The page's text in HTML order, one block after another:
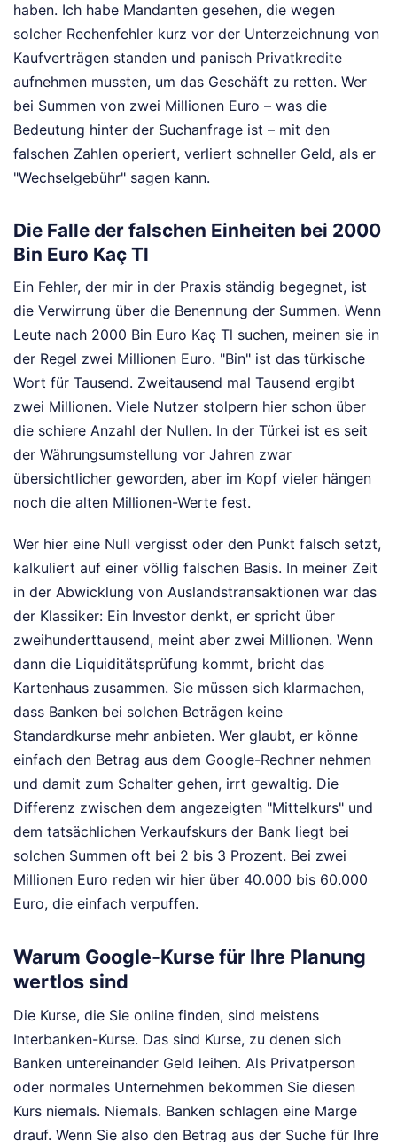
haben. Ich habe Mandanten gesehen, die wegen
solcher Rechenfehler kurz vor der Unterzeichnung von
Kaufverträgen standen und panisch Privatkredite
aufnehmen mussten, um das Geschäft zu retten. Wer
bei Summen von zwei Millionen Euro – was die
Bedeutung hinter der Suchanfrage ist – mit den
falschen Zahlen operiert, verliert schneller Geld, als er
"Wechselgebühr" sagen kann.
Die Falle der falschen Einheiten bei 2000
Bin Euro Kaç Tl
Ein Fehler, der mir in der Praxis ständig begegnet, ist
die Verwirrung über die Benennung der Summen. Wenn
Leute nach 2000 Bin Euro Kaç Tl suchen, meinen sie in
der Regel zwei Millionen Euro. "Bin" ist das türkische
Wort für Tausend. Zweitausend mal Tausend ergibt
zwei Millionen. Viele Nutzer stolpern hier schon über
die schiere Anzahl der Nullen. In der Türkei ist es seit
der Währungsumstellung vor Jahren zwar
übersichtlicher geworden, aber im Kopf vieler hängen
noch die alten Millionen-Werte fest.
Wer hier eine Null vergisst oder den Punkt falsch setzt,
kalkuliert auf einer völlig falschen Basis. In meiner Zeit
in der Abwicklung von Auslandstransaktionen war das
der Klassiker: Ein Investor denkt, er spricht über
zweihunderttausend, meint aber zwei Millionen. Wenn
dann die Liquiditätsprüfung kommt, bricht das
Kartenhaus zusammen. Sie müssen sich klarmachen,
dass Banken bei solchen Beträgen keine
Standardkurse mehr anbieten. Wer glaubt, er könne
einfach den Betrag aus dem Google-Rechner nehmen
und damit zum Schalter gehen, irrt gewaltig. Die
Differenz zwischen dem angezeigten "Mittelkurs" und
dem tatsächlichen Verkaufskurs der Bank liegt bei
solchen Summen oft bei 2 bis 3 Prozent. Bei zwei
Millionen Euro reden wir hier über 40.000 bis 60.000
Euro, die einfach verpuffen.
Warum Google-Kurse für Ihre Planung
wertlos sind
Die Kurse, die Sie online finden, sind meistens
Interbanken-Kurse. Das sind Kurse, zu denen sich
Banken untereinander Geld leihen. Als Privatperson
oder normales Unternehmen bekommen Sie diesen
Kurs niemals. Niemals. Banken schlagen eine Marge
drauf. Wenn Sie also den Betrag aus der Suche für Ihre